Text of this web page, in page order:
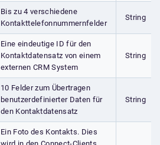
Bis zu 4 verschiedene
Kontakttelefonnummernfelder
String
Eine eindeutige ID für den
Kontaktdatensatz von einem
externen CRM System
String
10 Felder zum Übertragen
benutzerdefinierter Daten für
den Kontaktdatensatz
String
Ein Foto des Kontakts. Dies